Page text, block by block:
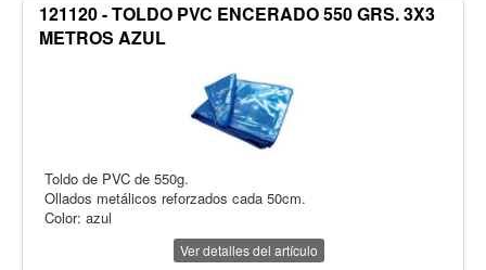
121120 - TOLDO PVC ENCERADO 550 GRS. 3X3
METROS AZUL
Toldo de PVC de 550g.
Ollados metálicos reforzados cada 50cm.
Color: azul
Ver detalles del artículo